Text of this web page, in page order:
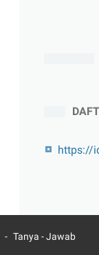
https://
Tanya - Jawab